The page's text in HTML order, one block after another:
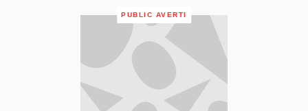
PUBLIC AVERTI